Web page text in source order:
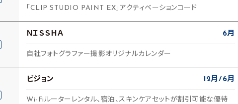
「CLIP STUDIO PAINT EX」アクティベーションコード
ＮＩＳＳＨＡ 6月
自社フォトグラファー撮影オリジナルカレンダー
ビジョン 12月 6月
Wi-Fiルーターレンタル、宿泊、スキンケアセットが割引可能な優待